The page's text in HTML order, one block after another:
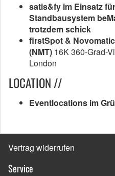
satis&fy im Einsatz
Standbausystem
trotzdem schick
firstSpot &
(NMT) 16K 360-Grad-
London
LOCATION //
Eventlocations im
Vertrag widerrufen
Service